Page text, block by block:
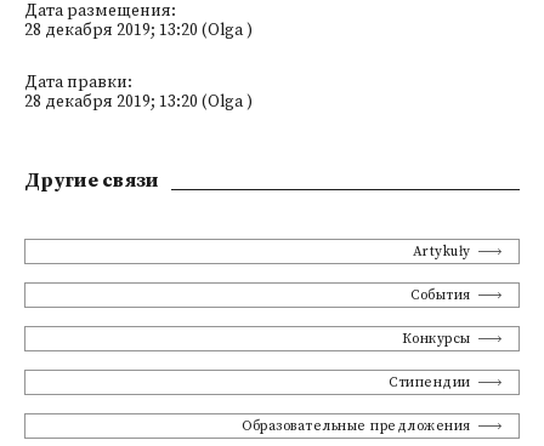
Дата размещения:
28 декабря 2019; 13:20 (Olga )
Дата правки:
28 декабря 2019; 13:20 (Olga )
Другие связи
Artykuły
События
Конкурсы
Стипендии
Образовательные предложения